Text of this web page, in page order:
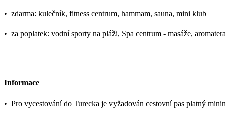
• zdarma: kulečník, fitness centrum, hammam, sauna, mini klub
• za poplatek: vodní sporty na pláži, Spa centrum - masáže,
Informace
• Pro vycestování do Turecka je vyžadován cestovní pas platný